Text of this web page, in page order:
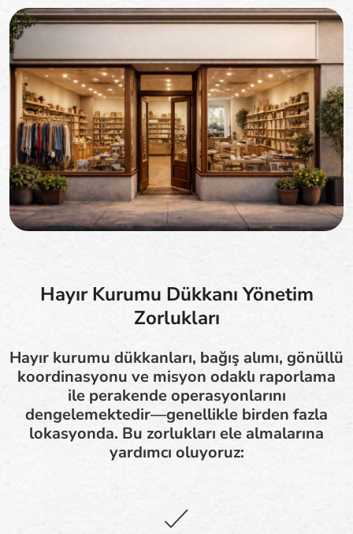
Hayır Kurumu Dükkanı Yönetim
Zorlukları
Hayır kurumu dükkanları, bağış alımı, gönüllü
koordinasyonu ve misyon odaklı raporlama
ile perakende operasyonlarını
dengelemektedir—genellikle birden fazla
lokasyonda. Bu zorlukları ele almalarına
yardımcı oluyoruz: